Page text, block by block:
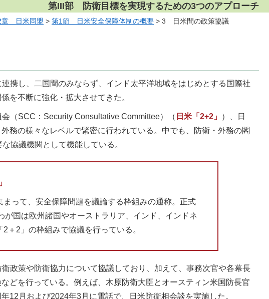
第III部 防衛目標を実現するための3つのアプローチ
章 日米同盟 > 第1節 日米安全保障体制の概要 > 3 日米間の政策協議
携し、二国間のみならず、インド太平洋地域をはじめとする国際社
を不断に強化・拡大させてきた。
（SCC：Security Consultative Committee）（ 日米「2+2」 ）、日
務の様々なレベルで緊密に行われている。中でも、防衛・外務の閣
協議機関として機能している。
って、安全保障問題を議論する枠組みの通称。正式
国は欧州諸国やオーストラリア、インド、インドネ
＋2」の枠組みで協議を行っている。
政策や防衛協力について協議しており、加えて、事務次官や各幕長
どを行っている。例えば、木原防衛大臣とオースティン米国防長官
12月および2024年3月に電話で、日米防衛相会談を実施した。